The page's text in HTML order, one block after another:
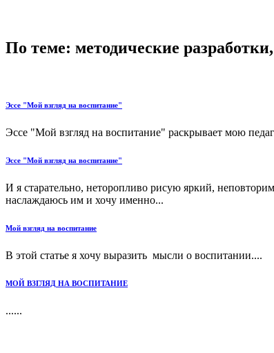
По теме: методические
Эссе "Мой взгляд на воспитание"
Эссе "Мой взгляд на воспитание" раскрывает мою
Эссе "Мой взгляд на воспитание"
И я старательно, неторопливо рисую яркий,
наслаждаюсь им и хочу именно...
Мой взгляд на воспитание
В этой статье я хочу выразить мысли о воспитании....
МОЙ ВЗГЛЯД НА ВОСПИТАНИЕ
......